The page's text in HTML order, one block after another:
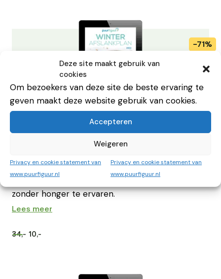
Deze site maakt gebruik van
cookies
Om bezoekers van deze site de beste ervaring te
geven maakt deze website gebruik van cookies.
Accepteren
Weigeren
Privacy en cookie statement van
www.puurfiguur.nl
Privacy en cookie statement van
www.puurfiguur.nl
Winter Afslankplan 2022 (e-boek)
Met de 4 weekmenu’s (met 90+ recepten),
onderbouwde adviezen uit dit afslankplan heb je
alles in huis om succesvol gewicht te verliezen
zonder honger te ervaren.
Lees meer
34,- 10,-